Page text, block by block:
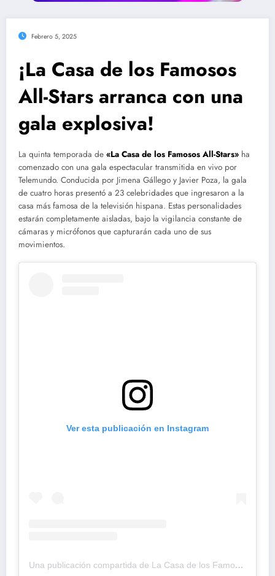
Febrero 5, 2025
¡La Casa de los Famosos
All-Stars arranca con una
gala explosiva!
La quinta temporada de «La Casa de los Famosos All-Stars» ha
comenzado con una gala espectacular transmitida en vivo por
Telemundo. Conducida por Jimena Gállego y Javier Poza, la gala
de cuatro horas presentó a 23 celebridades que ingresaron a la
casa más famosa de la televisión hispana. Estas personalidades
estarán completamente aisladas, bajo la vigilancia constante de
cámaras y micrófonos que capturarán cada uno de sus
movimientos.
Ver esta publicación en Instagram
Una publicación compartida de La Casa de los Famosos (@lacasadelosfamosostlmd)